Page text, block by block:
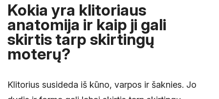
Kokia yra klitoriaus
anatomija ir kaip ji gali
skirtis tarp skirtingų
moterų?
Klitorius susideda iš kūno, varpos ir šaknies. Jo